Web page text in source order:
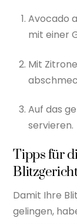
Avocado
mit einer
Mit
Auf das
servieren.
Tipps für
Damit Ihre
gelingen,